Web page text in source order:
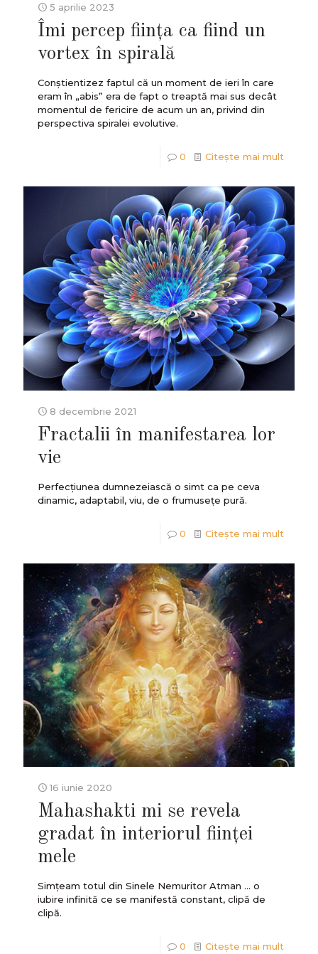
5 aprilie 2023
Îmi percep ființa ca fiind un
vortex în spirală
Conștientizez faptul că un moment de ieri în care
eram în „abisˮ era de fapt o treaptă mai sus decât
momentul de fericire de acum un an, privind din
perspectiva spiralei evolutive.
0 Citește mai mult
8 decembrie 2021
Fractalii în manifestarea lor
vie
Perfecțiunea dumnezeiască o simt ca pe ceva
dinamic, adaptabil, viu, de o frumusețe pură.
0 Citește mai mult
16 iunie 2020
Mahashakti mi se revela
gradat în interiorul ființei
mele
Simțeam totul din Sinele Nemuritor Atman ... o
iubire infinită ce se manifestă constant, clipă de
clipă.
0 Citește mai mult